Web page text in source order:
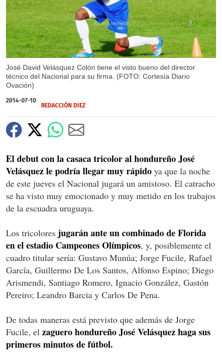
José David Velásquez Colón tiene el visto bueno del director
técnico del Nacional para su firma. (FOTO: Cortesía Diario
Ovación)
X
2014-07-10
REDACCIÓN DIEZ
El debut con la casaca tricolor al hondureño José
Velásquez le podría llegar muy rápido ya que la noche
de este jueves el Nacional jugará un amistoso. El catracho
se ha visto muy emocionado y muy metido en los trabajos
de la escuadra uruguaya.
Los tricolores jugarán ante un combinado de Florida
en el estadio Campeones Olímpicos, y, posiblemente el
cuadro titular sería: Gustavo Munúa; Jorge Fucile, Rafael
García, Guillermo De Los Santos, Alfonso Espino; Diego
Arismendi, Santiago Romero, Ignacio González, Gastón
Pereiro; Leandro Barcia y Carlos De Pena.
De todas maneras está previsto que además de Jorge
Fucile, el zaguero hondureño José Velásquez haga sus
primeros minutos de fútbol.